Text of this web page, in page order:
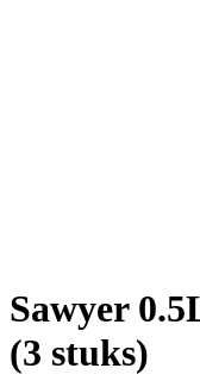
Sawyer
(3 stuks)